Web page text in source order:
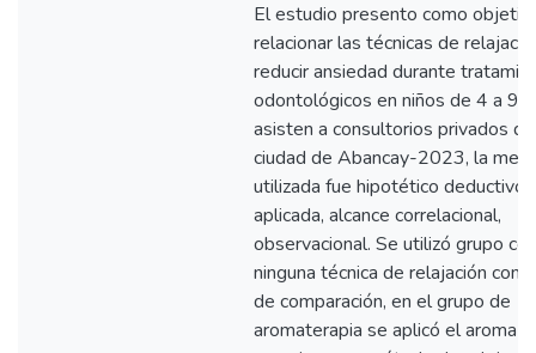
El estudio presento como
relacionar las técnicas de
reducir ansiedad durante
odontológicos en niños de 4 a 9
asisten a consultorios privados
ciudad de Abancay-2023, la
utilizada fue hipotético deductivo,
aplicada, alcance correlacional,
observacional. Se utilizó grupo
ninguna técnica de relajación
de comparación, en el grupo de
aromaterapia se aplicó el aroma